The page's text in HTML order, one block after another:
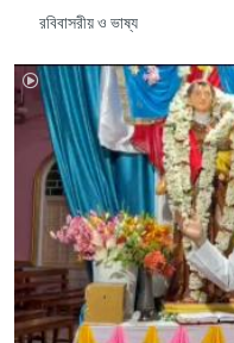
রবিবাসরীয় ও ভাষ্য